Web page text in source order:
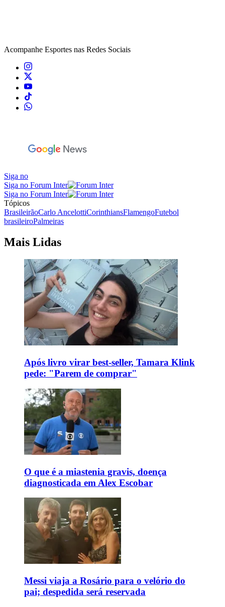
Acompanhe Esportes nas Redes Sociais
Siga no
Siga no Forum Inter
Siga no Forum Inter
Tópicos
BrasileirãoCarlo AncelottiCorinthiansFlamengoFutebol
brasileiroPalmeiras
Mais Lidas
Após livro virar best-seller, Tamara Klink
pede: "Parem de comprar"
O que é a miastenia gravis, doença
diagnosticada em Alex Escobar
Messi viaja a Rosário para o velório do
pai; despedida será reservada